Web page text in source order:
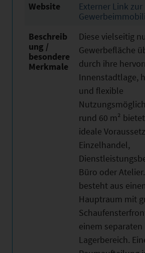
Website
Externer Link zur
Beschreib
ung /
besondere
Merkmale
Diese vielseitig
Gewerbefläche
durch ihre
Innenstadtlage,
und flexible
rund 60 m²
ideale
Einzelhandel,
Büro oder
besteht aus
Hauptraum mit
einem
Lagerbereich.